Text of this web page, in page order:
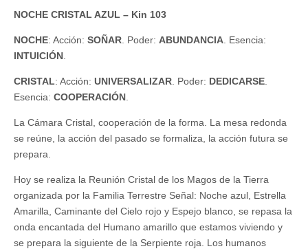
NOCHE CRISTAL AZUL – Kin 103
NOCHE: Acción: SOÑAR . Poder: ABUNDANCIA . Esencia:
INTUICIÓN
CRISTAL: Acción: UNIVERSALIZAR . Poder: DEDICARSE
Esencia: COOPERACIÓN
La Cámara Cristal, cooperación de la forma. La mesa redonda
se reúne, la acción del pasado se formaliza, la acción futura se
prepara.
Hoy se realiza la Reunión Cristal de los Magos de la Tierra
organizada por la Familia Terrestre Señal: Noche azul, Estrella
Amarilla, Caminante del Cielo rojo y Espejo blanco, se repasa la
onda encantada del Humano amarillo que estamos viviendo y
se prepara la siguiente de la Serpiente roja. Los humanos